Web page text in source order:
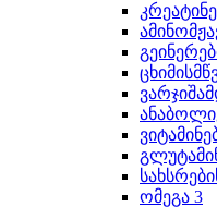
ომეგა 3